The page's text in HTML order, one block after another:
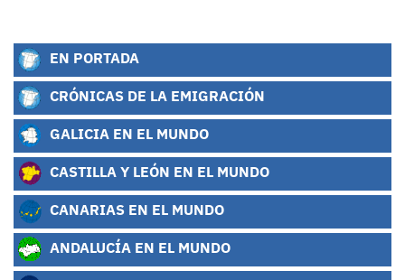
EN PORTADA
CRÓNICAS DE LA EMIGRACIÓN
GALICIA EN EL MUNDO
CASTILLA Y LEÓN EN EL MUNDO
CANARIAS EN EL MUNDO
ANDALUCÍA EN EL MUNDO